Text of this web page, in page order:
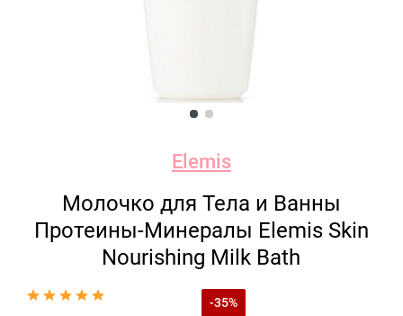
Elemis
Молочко для Тела и Ванны
Протеины-Минералы Elemis Skin
Nourishing Milk Bath
-35%